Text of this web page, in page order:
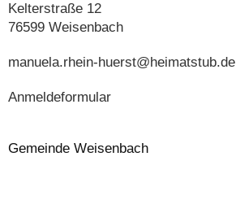
Kelterstraße 12
76599 Weisenbach
manuela.rhein-huerst@heimatstub.de
Anmeldeformular
Gemeinde Weisenbach